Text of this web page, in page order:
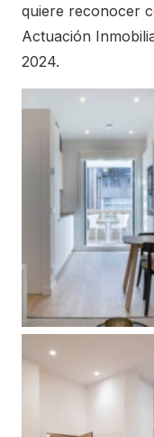
quiere reconocer
Actuación
2024.